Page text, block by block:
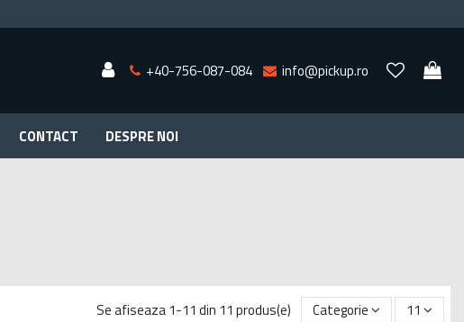
+40-756-087-084 info@pickup.ro
CONTACT DESPRE NOI
Se afiseaza 1-11 din 11 produs(e) Categorie 11